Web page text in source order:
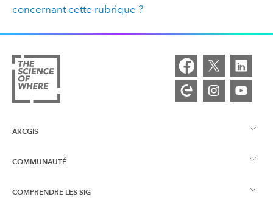
concernant cette rubrique ?
ARCGIS
Vue d’ensemble d’ArcGIS
COMMUNAUTÉ
Esri Community
COMPRENDRE LES SIG